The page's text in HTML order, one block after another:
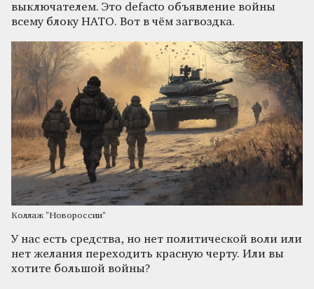
выключателем. Это defacto объявление войны
всему блоку НАТО. Вот в чём загвоздка.
Коллаж "Новороссии"
У нас есть средства, но нет политической воли или
нет желания переходить красную черту. Или вы
хотите большой войны?